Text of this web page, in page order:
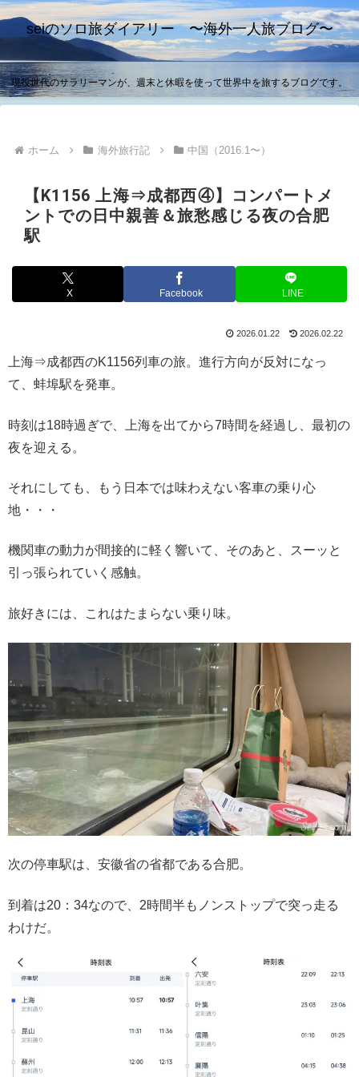
seiのソロ旅ダイアリー 〜海外一人旅ブログ〜
現役世代のサラリーマンが、週末と休暇を使って世界中を旅するブログです。
ホーム 海外旅行記 中国（2016.1〜）
【K1156 上海⇒成都西④】コンパートメ
ントでの日中親善＆旅愁感じる夜の合肥
駅
X Facebook LINE
2026.01.22 2026.02.22
上海⇒成都西のK1156列車の旅。進行方向が反対になっ
て、蚌埠駅を発車。
時刻は18時過ぎで、上海を出てから7時間を経過し、最初の
夜を迎える。
それにしても、もう日本では味わえない客車の乗り心
地・・・
機関車の動力が間接的に軽く響いて、そのあと、スーッと
引っ張られていく感触。
旅好きには、これはたまらない乗り味。
次の停車駅は、安徽省の省都である合肥。
到着は20：34なので、2時間半もノンストップで突っ走る
わけだ。